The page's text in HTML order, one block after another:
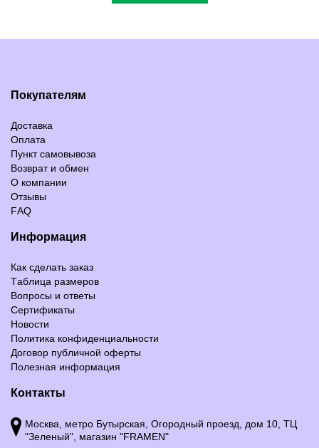
Покупателям
Доставка
Оплата
Пункт самовывоза
Возврат и обмен
О компании
Отзывы
FAQ
Информация
Как сделать заказ
Таблица размеров
Вопросы и ответы
Сертификаты
Новости
Политика конфиденциальности
Договор публичной оферты
Полезная информация
Контакты
Москва, метро Бутырская, Огородный проезд, дом 10, ТЦ
"Зеленый", магазин "FRAMEN"